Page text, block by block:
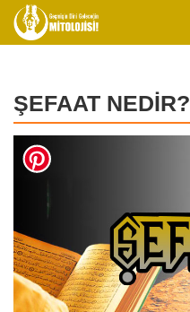
ŞEFAAT NEDİR?